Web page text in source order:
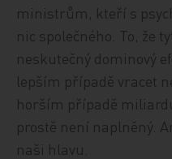
ministrům, kteří s
nic společného. To, že
neskutečný dominový
lepším případě vracet
horším případě
prostě není naplněný.
naši hlavu.